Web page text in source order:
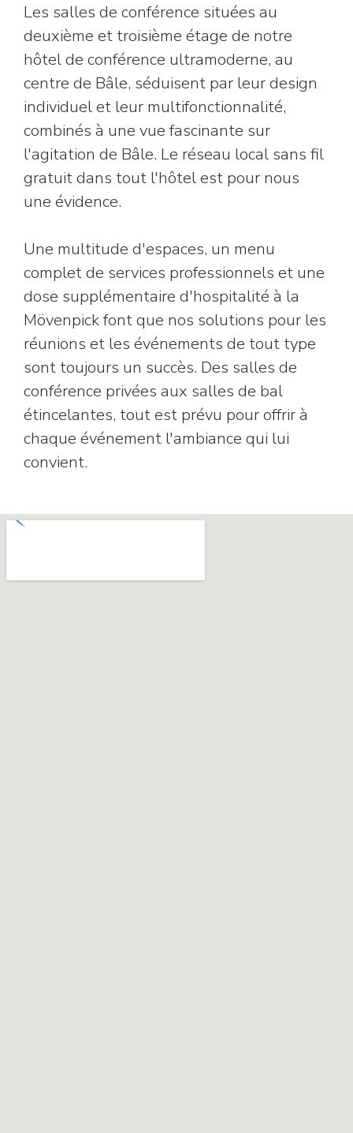
Les salles de conférence situées au
deuxième et troisième étage de notre
hôtel de conférence ultramoderne, au
centre de Bâle, séduisent par leur design
individuel et leur multifonctionnalité,
combinés à une vue fascinante sur
l'agitation de Bâle. Le réseau local sans fil
gratuit dans tout l'hôtel est pour nous
une évidence.
Une multitude d'espaces, un menu
complet de services professionnels et une
dose supplémentaire d'hospitalité à la
Mövenpick font que nos solutions pour les
réunions et les événements de tout type
sont toujours un succès. Des salles de
conférence privées aux salles de bal
étincelantes, tout est prévu pour offrir à
chaque événement l'ambiance qui lui
convient.